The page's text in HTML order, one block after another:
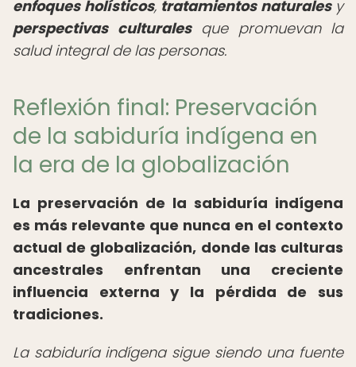
enfoques holísticos, tratamientos naturalesy
perspectivas culturalesque promuevan la
salud integral de las personas.
Reflexión final: Preservación
de la sabiduría indígena en
la era de la globalización
La preservación de la sabiduría indígena
es más relevante que nunca en el contexto
actual de globalización, donde las culturas
ancestrales enfrentan una creciente
influencia externa y la pérdida de sus
tradiciones.
La sabiduría indígena sigue siendo una fuente